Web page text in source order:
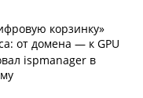
корзинку»
от домена — к GPU
ispmanager в